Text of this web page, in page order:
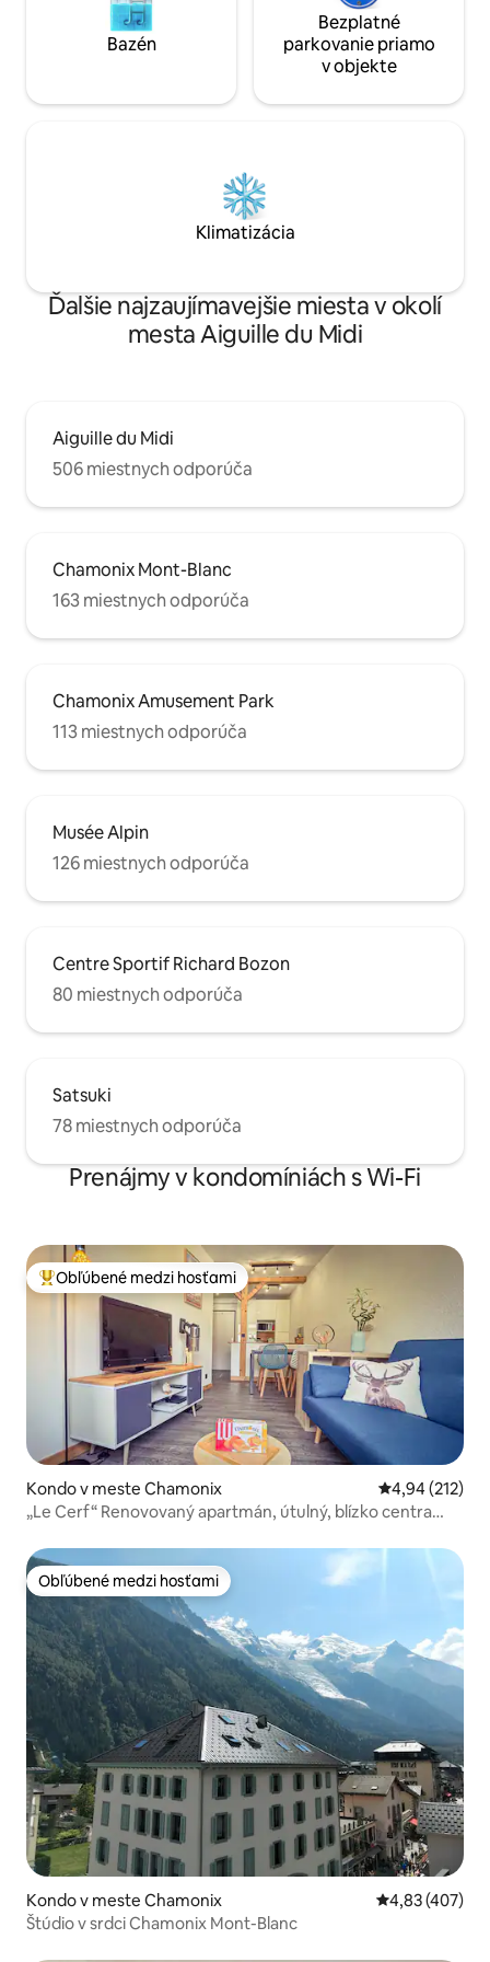
Bazén
Bezplatné
parkovanie priamo
v objekte
Klimatizácia
Ďalšie najzaujímavejšie miesta v okolí
mesta Aiguille du Midi
Aiguille du Midi
506 miestnych odporúča
Chamonix Mont-Blanc
163 miestnych odporúča
Chamonix Amusement Park
113 miestnych odporúča
Musée Alpin
126 miestnych odporúča
Centre Sportif Richard Bozon
80 miestnych odporúča
Satsuki
78 miestnych odporúča
Prenájmy v kondomíniách s Wi-Fi
Najobľúbenejšie medzi hosťami
Obľúbené medzi hosťami
Kondo v meste Chamonix Priemerné
4,94 (212)
„Le Cerf“ Renovovaný apartmán, útulný, blízko centra
Obľúbené medzi hosťami
Obľúbené medzi hosťami
Kondo v meste Chamonix Priemerné
4,83 (407)
Štúdio v srdci Chamonix Mont-Blanc